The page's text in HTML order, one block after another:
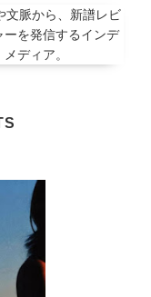
文脈から、新譜レビ
を発信するインデ
ディア。